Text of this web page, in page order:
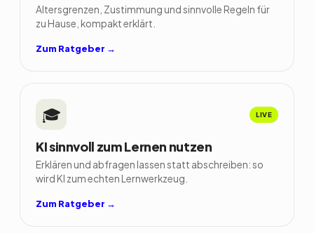
Altersgrenzen, Zustimmung und sinnvolle Regeln für
zu Hause, kompakt erklärt.
Zum Ratgeber →
🎓 LIVE
KI sinnvoll zum Lernen nutzen
Erklären und abfragen lassen statt abschreiben: so
wird KI zum echten Lernwerkzeug.
Zum Ratgeber →